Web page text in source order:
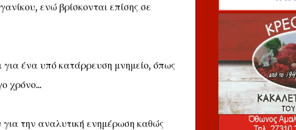
ενώ βρίσκονται επίσης σε
ένα υπό κατάρρευση μνημείο, όπως
χρόνο...
την αναλυτική ενημέρωση καθώς